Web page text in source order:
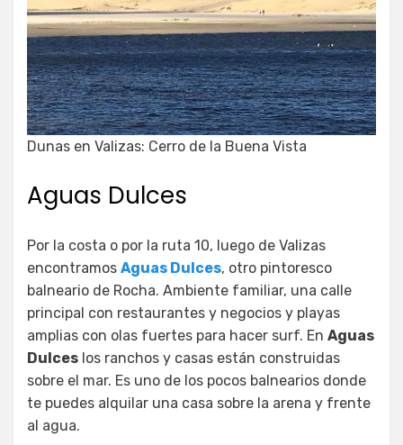
Dunas en Valizas: Cerro de la Buena Vista
Aguas Dulces
Por la costa o por la ruta 10, luego de Valizas
encontramos Aguas Dulces, otro pintoresco
balneario de Rocha. Ambiente familiar, una calle
principal con restaurantes y negocios y playas
amplias con olas fuertes para hacer surf. En Aguas
Dulces los ranchos y casas están construidas
sobre el mar. Es uno de los pocos balnearios donde
te puedes alquilar una casa sobre la arena y frente
al agua.